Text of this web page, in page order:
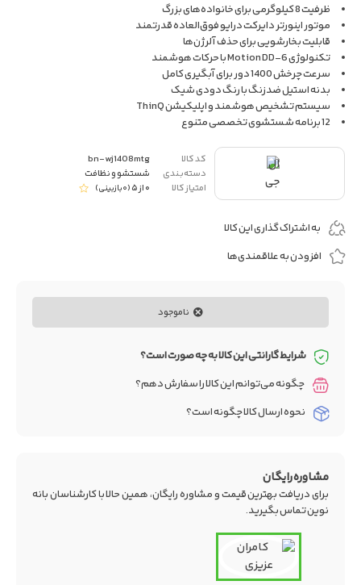
ظرفیت 8 کیلوگرمی برای خانواده‌های بزرگ
موتور اینورتر دایرکت درایو فوق‌العاده قدرتمند
قابلیت بخارشویی برای حذف آلرژن‌ها
تکنولوژی 6-Motion DD با حرکات هوشمند
سرعت چرخش 1400 دور برای آبگیری کامل
بدنه استیل ضدزنگ با رنگ دودی شیک
سیستم تشخیص هوشمند و اپلیکیشن ThinQ
12 برنامه شستشوی تخصصی متنوع
bn-wj1408mtg
شستشو و نظافت
۰ از ۵
(۰ بازبینی)
به اشتراک گذاری این کالا
افزودن به علاقمندی‌ها
ناموجود
شرایط گارانتی این کالا به چه صورت است؟
چگونه می‌توانم این کالا را سفارش دهم؟
نحوه ارسال کالا چگونه است؟
مشاوره رایگان
برای دریافت بهترین قیمت و مشاوره رایگان، همین حالا با کارشناسان بانه
نوین تماس بگیرید.